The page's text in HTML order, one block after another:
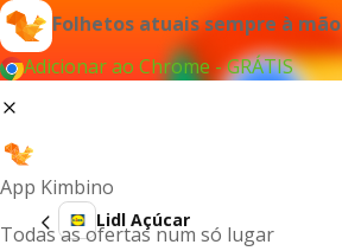
Folhetos atuais sempre à mão
Adicionar ao Chrome - GRÁTIS
App Kimbino
Todas as ofertas num só lugar
Lidl Açúcar